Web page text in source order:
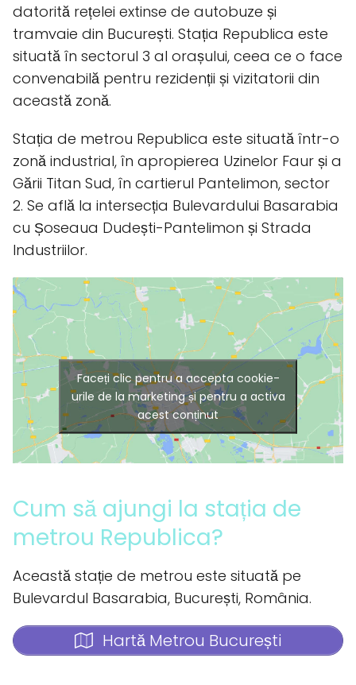
datorită rețelei extinse de autobuze și
tramvaie din București. Stația Republica este
situată în sectorul 3 al orașului, ceea ce o face
convenabilă pentru rezidenții și vizitatorii din
această zonă.
Stația de metrou Republica este situată într-o
zonă industrial, în apropierea Uzinelor Faur și a
Gării Titan Sud, în cartierul Pantelimon, sector
2. Se află la intersecția Bulevardului Basarabia
cu Șoseaua Dudești-Pantelimon și Strada
Industriilor.
Faceți clic pentru a accepta cookie-
urile de la marketing și pentru a activa
acest conținut
Cum să ajungi la stația de
metrou Republica?
Această stație de metrou este situată pe
Bulevardul Basarabia, București, România.
Hartă Metrou București